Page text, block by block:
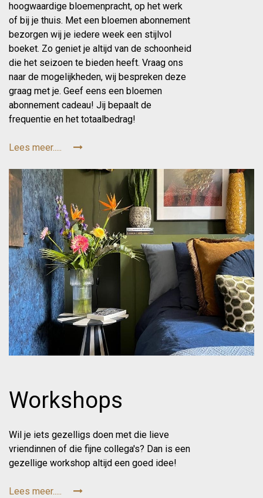
hoogwaardige bloemenpracht, op het werk
of bij je thuis. Met een bloemen abonnement
bezorgen wij je iedere week een stijlvol
boeket. Zo geniet je altijd van de schoonheid
die het seizoen te bieden heeft. Vraag ons
naar de mogelijkheden, wij bespreken deze
graag met je. Geef eens een bloemen
abonnement cadeau! Jij bepaalt de
frequentie en het totaalbedrag!
Lees meer.....
Workshops
Wil je iets gezelligs doen met die lieve
vriendinnen of die fijne collega's? Dan is een
gezellige workshop altijd een goed idee!
Lees meer.....